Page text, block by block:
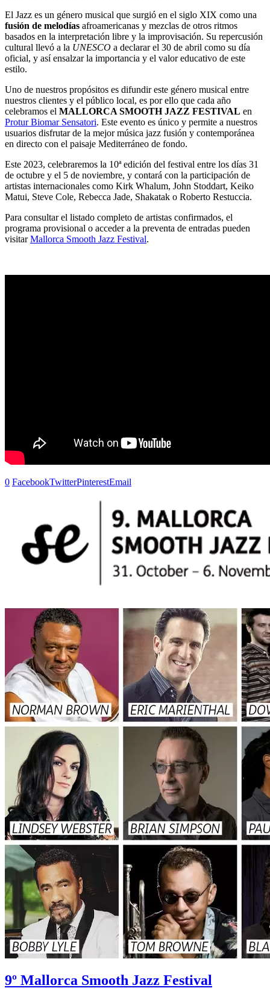
El Jazz es un género musical que surgió en el siglo XIX como una
fusión de melodías afroamericanas y mezclas de otros ritmos
basados en la interpretación libre y la improvisación. Su repercusión
cultural llevó a la UNESCO a declarar el 30 de abril como su día
oficial, y así ensalzar la importancia y el valor educativo de este
estilo.
Uno de nuestros propósitos es difundir este género musical entre
nuestros clientes y el público local, es por ello que cada año
celebramos el MALLORCA SMOOTH JAZZ FESTIVAL en
Protur Biomar Sensatori. Este evento es único y permite a nuestros
usuarios disfrutar de la mejor música jazz fusión y contemporánea
en directo con el paisaje Mediterráneo de fondo.
Este 2023, celebraremos la 10ª edición del festival entre los días 31
de octubre y el 5 de noviembre, y contará con la participación de
artistas internacionales como Kirk Whalum, John Stoddart, Keiko
Matui, Steve Cole, Rebecca Jade, Shakatak o Roberto Restuccia.
Para consultar el listado completo de artistas confirmados, el
programa provisional o acceder a la preventa de entradas pueden
visitarMallorca Smooth Jazz Festival.
0 FacebookTwitterPinterestEmail
9º Mallorca Smooth Jazz Festival